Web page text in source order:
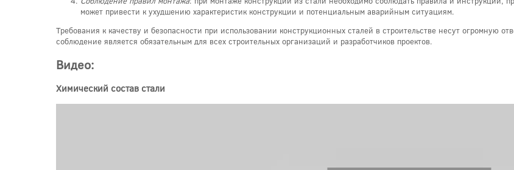
может привести к ухудшению характеристик конструкции и потенциальным аварийным ситуациям.
Требования к качеству и безопасности при использовании конструкционных сталей в строительстве несут огромную
соблюдение является обязательным для всех строительных организаций и разработчиков проектов.
Видео:
Химический состав стали